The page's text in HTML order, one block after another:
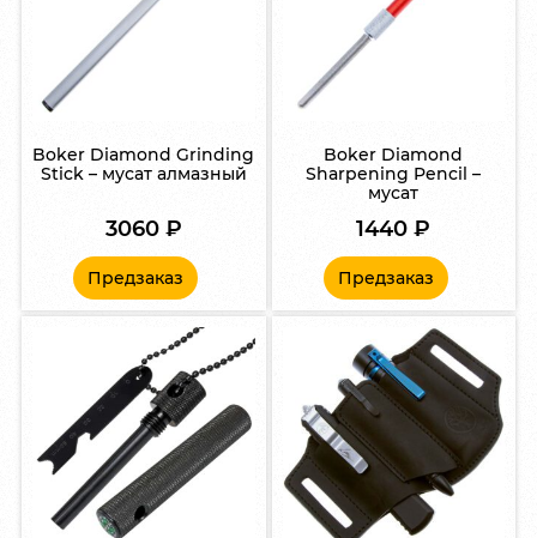
Boker Diamond Grinding
Stick – мусат алмазный
3060 ₽
Предзаказ
Boker Diamond
Sharpening Pencil –
мусат
1440₽
Предзаказ